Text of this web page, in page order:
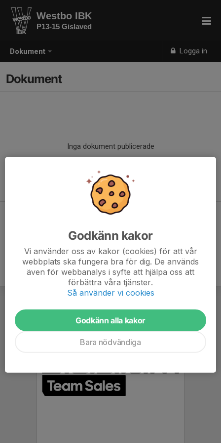
Dokument Logga in
Westbo IBK
P13-15 Gislaved
Dokument
Inga dokument publicerade
Godkänn kakor
Vi använder oss av kakor (cookies) för att vår
webbplats ska fungera bra för dig. De används
även för webbanalys i syfte att hjälpa oss att
förbättra våra tjänster.
Så använder vi cookies
Godkänn alla kakor
Bara nödvändiga